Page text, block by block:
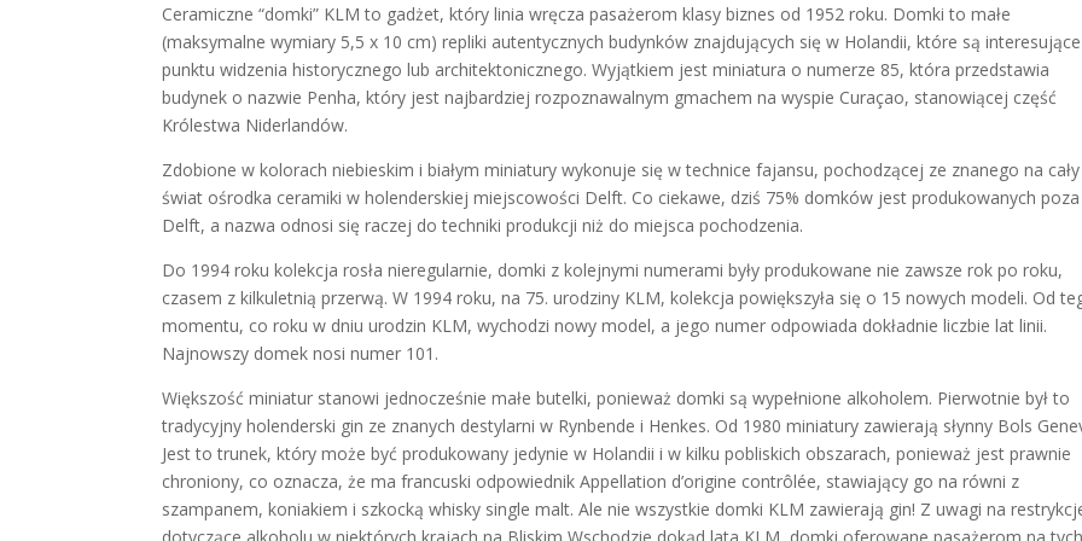
Ceramiczne “domki” KLM to gadżet, który linia wręcza pasażerom klasy biznes od 1952 roku. Domki to małe
(maksymalne wymiary 5,5 x 10 cm) repliki autentycznych budynków znajdujących się w Holandii, które są
punktu widzenia historycznego lub architektonicznego. Wyjątkiem jest miniatura o numerze 85, która przedstawia
budynek o nazwie Penha, który jest najbardziej rozpoznawalnym gmachem na wyspie Curaçao, stanowiącej część
Królestwa Niderlandów.
Zdobione w kolorach niebieskim i białym miniatury wykonuje się w technice fajansu, pochodzącej ze znanego na cały
świat ośrodka ceramiki w holenderskiej miejscowości Delft. Co ciekawe, dziś 75% domków jest produkowanych poza
Delft, a nazwa odnosi się raczej do techniki produkcji niż do miejsca pochodzenia.
Do 1994 roku kolekcja rosła nieregularnie, domki z kolejnymi numerami były produkowane nie zawsze rok po roku,
czasem z kilkuletnią przerwą. W 1994 roku, na 75. urodziny KLM, kolekcja powiększyła się o 15 nowych modeli. Od
momentu, co roku w dniu urodzin KLM, wychodzi nowy model, a jego numer odpowiada dokładnie liczbie lat linii.
Najnowszy domek nosi numer 101.
Większość miniatur stanowi jednocześnie małe butelki, ponieważ domki są wypełnione alkoholem. Pierwotnie był to
tradycyjny holenderski gin ze znanych destylarni w Rynbende i Henkes. Od 1980 miniatury zawierają słynny Bols
Jest to trunek, który może być produkowany jedynie w Holandii i w kilku pobliskich obszarach, ponieważ jest prawnie
chroniony, co oznacza, że ma francuski odpowiednik Appellation d’origine contrôlée, stawiający go na równi z
szampanem, koniakiem i szkocką whisky single malt. Ale nie wszystkie domki KLM zawierają gin! Z uwagi na